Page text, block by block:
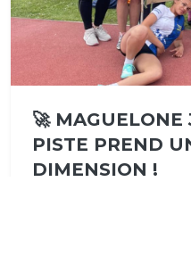
🚀 MAGUELONE
PISTE PREND
DIMENSION !